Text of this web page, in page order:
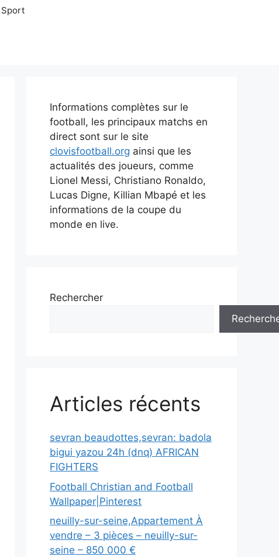
Sport
Informations complètes sur le
football, les principaux matchs en
direct sont sur le site
clovisfootball.org ainsi que les
actualités des joueurs, comme
Lionel Messi, Christiano Ronaldo,
Lucas Digne, Killian Mbapé et les
informations de la coupe du
monde en live.
Rechercher
Articles récents
sevran beaudottes,sevran: badola
bigui yazou 24h (dnq) AFRICAN
FIGHTERS
Football Christian and Football
Wallpaper|Pinterest
neuilly-sur-seine,Appartement À
vendre – 3 pièces – neuilly-sur-
seine – 850 000 €